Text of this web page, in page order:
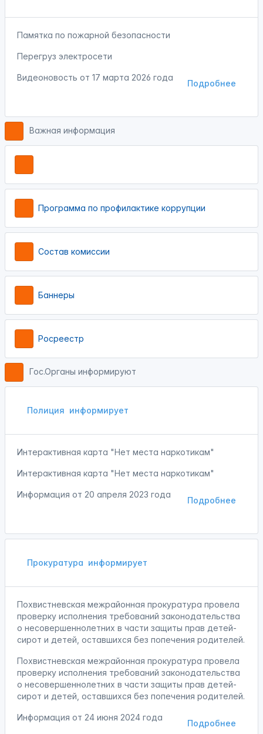
Памятка по пожарной безопасности
Перегруз электросети
Подробнее
Видеоновость от 17 марта 2026 года
Важная информация
Программа по профилактике коррупции
Состав комиссии
Баннеры
Росреестр
Гос.Органы информируют
Полиция информирует
Интерактивная карта "Нет места наркотикам"
Интерактивная карта "Нет места наркотикам"
Подробнее
Информация от 20 апреля 2023 года
Прокуратура информирует
Похвистневская межрайонная прокуратура провела
проверку исполнения требований законодательства
о несовершеннолетних в части защиты прав детей-
сирот и детей, оставшихся без попечения родителей.
Похвистневская межрайонная прокуратура провела
проверку исполнения требований законодательства
о несовершеннолетних в части защиты прав детей-
сирот и детей, оставшихся без попечения родителей.
Подробнее
Информация от 24 июня 2024 года